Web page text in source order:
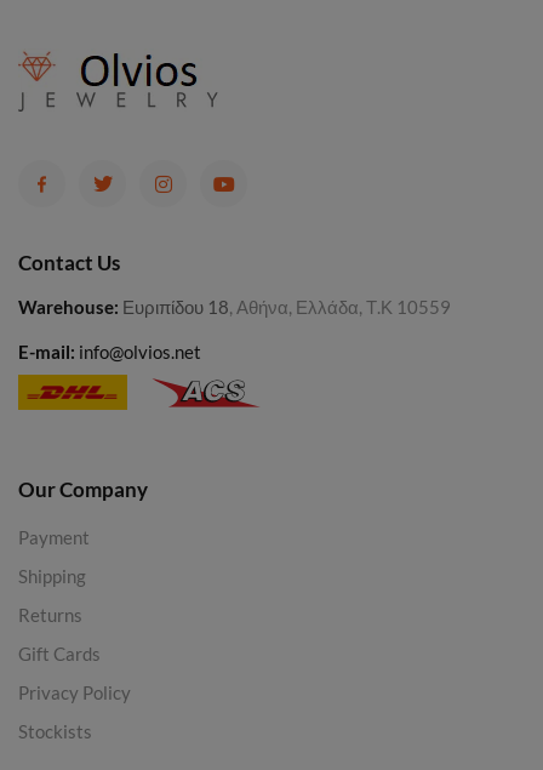
Contact Us
Warehouse: Ευριπίδου 18, Αθήνα, Ελλάδα, Τ.Κ 10559
E-mail: info@olvios.net
Our Company
Payment
Shipping
Returns
Gift Cards
Privacy Policy
Stockists